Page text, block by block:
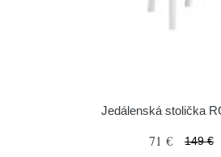
Jedálenská stolička
71 € 149 €